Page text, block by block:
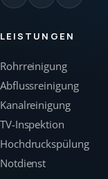
LEISTUNGEN
Rohrreinigung
Abflussreinigung
Kanalreinigung
TV-Inspektion
Hochdruckspülung
Notdienst